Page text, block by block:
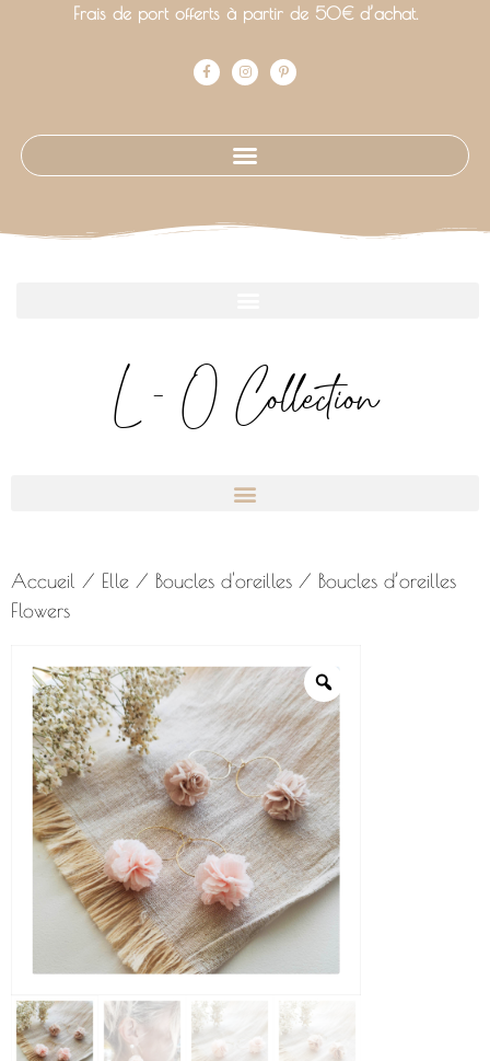
Frais de port offerts à partir de 50€ d’achat.
L - O Collection
Accueil / Elle / Boucles d'oreilles / Boucles d’oreilles
Flowers